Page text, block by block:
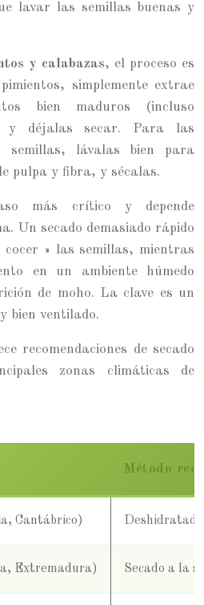
lavar las semillas buenas y
y calabazas, el proceso es
simplemente extrae
bien maduros (incluso
y déjalas secar. Para las
semillas, lávalas bien para
pulpa y fibra, y sécalas.
más crítico y depende
Un secado demasiado rápido
cocer » las semillas, mientras
en un ambiente húmedo
de moho. La clave es un
bien ventilado.
recomendaciones de secado
zonas climáticas de
Método
Cantábrico)
Extremadura) Secado a la